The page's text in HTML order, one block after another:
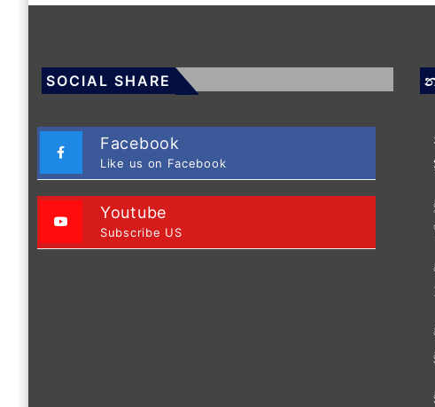
SOCIAL SHARE
Facebook
Like us on Facebook
Youtube
Subscribe US